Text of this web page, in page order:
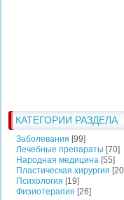
КАТЕГОРИИ РАЗДЕЛА
Заболевания [99]
Лечебные препараты [70]
Народная медицина [55]
Пластическая хирургия
Психология [19]
Физиотерапия [26]